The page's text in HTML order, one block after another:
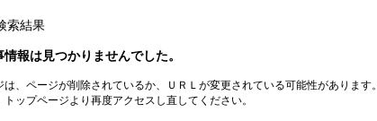
索結果
報は見つかりませんでした。
は、ページが削除されているか、ＵＲＬが変更されている可能性があります。
ップページより再度アクセスし直してください。